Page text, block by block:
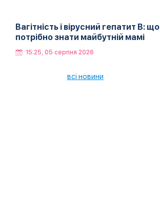
Вагітність і вірусний гепатит В: що
потрібно знати майбутній мамі
15:25, 05 серпня 2026
всі новини